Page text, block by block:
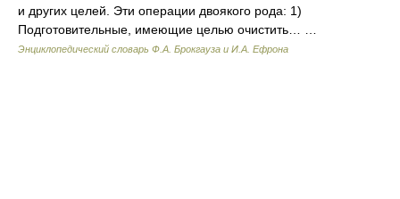
и других целей. Эти операции двоякого рода: 1)
Подготовительные, имеющие целью очистить… …
Энциклопедический словарь Ф.А. Брокгауза и И.А. Ефрона